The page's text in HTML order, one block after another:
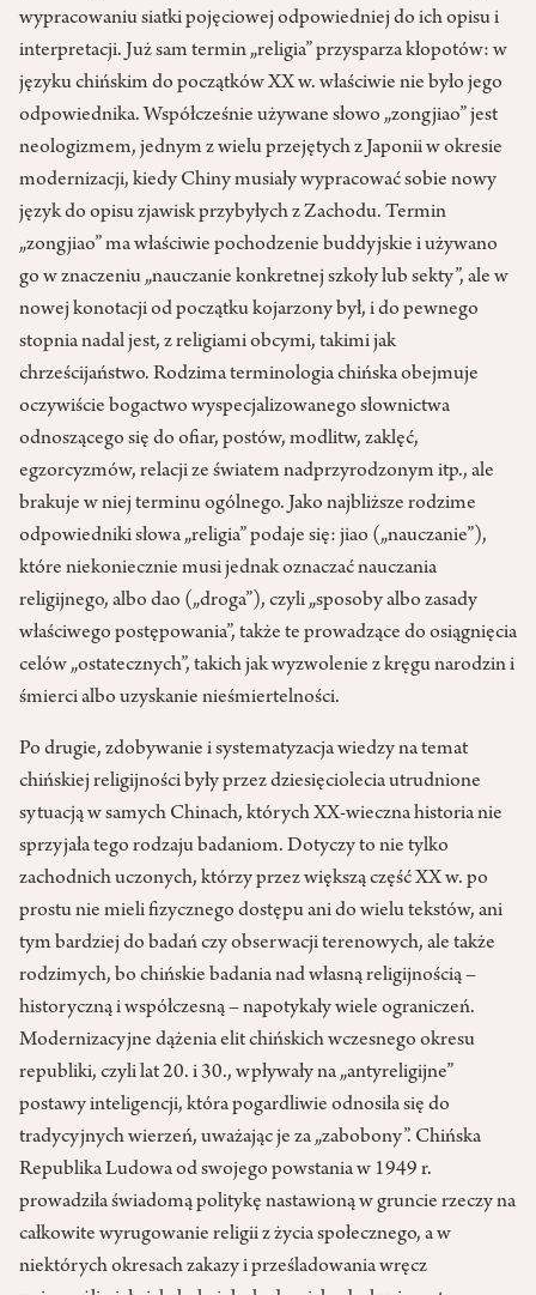
wypracowaniu siatki pojęciowej odpowiedniej do ich opisu i
interpretacji. Już sam termin „religia” przysparza kłopotów: w
języku chińskim do początków XX w. właściwie nie było jego
odpowiednika. Współcześnie używane słowo „zongjiao” jest
neologizmem, jednym z wielu przejętych z Japonii w okresie
modernizacji, kiedy Chiny musiały wypracować sobie nowy
język do opisu zjawisk przybyłych z Zachodu. Termin
„zongjiao” ma właściwie pochodzenie buddyjskie i używano
go w znaczeniu „nauczanie konkretnej szkoły lub sekty”, ale w
nowej konotacji od początku kojarzony był, i do pewnego
stopnia nadal jest, z religiami obcymi, takimi jak
chrześcijaństwo. Rodzima terminologia chińska obejmuje
oczywiście bogactwo wyspecjalizowanego słownictwa
odnoszącego się do ofiar, postów, modlitw, zaklęć,
egzorcyzmów, relacji ze światem nadprzyrodzonym itp., ale
brakuje w niej terminu ogólnego. Jako najbliższe rodzime
odpowiedniki słowa „religia” podaje się: jiao („nauczanie”),
które niekoniecznie musi jednak oznaczać nauczania
religijnego, albo dao („droga”), czyli „sposoby albo zasady
właściwego postępowania”, także te prowadzące do osiągnięcia
celów „ostatecznych”, takich jak wyzwolenie z kręgu narodzin i
śmierci albo uzyskanie nieśmiertelności.
Po drugie, zdobywanie i systematyzacja wiedzy na temat
chińskiej religijności były przez dziesięciolecia utrudnione
sytuacją w samych Chinach, których XX-wieczna historia nie
sprzyjała tego rodzaju badaniom. Dotyczy to nie tylko
zachodnich uczonych, którzy przez większą część XX w. po
prostu nie mieli fizycznego dostępu ani do wielu tekstów, ani
tym bardziej do badań czy obserwacji terenowych, ale także
rodzimych, bo chińskie badania nad własną religijnością –
historyczną i współczesną – napotykały wiele ograniczeń.
Modernizacyjne dążenia elit chińskich wczesnego okresu
republiki, czyli lat 20. i 30., wpływały na „antyreligijne”
postawy inteligencji, która pogardliwie odnosiła się do
tradycyjnych wierzeń, uważając je za „zabobony”. Chińska
Republika Ludowa od swojego powstania w 1949 r.
prowadziła świadomą politykę nastawioną w gruncie rzeczy na
całkowite wyrugowanie religii z życia społecznego, a w
niektórych okresach zakazy i prześladowania wręcz